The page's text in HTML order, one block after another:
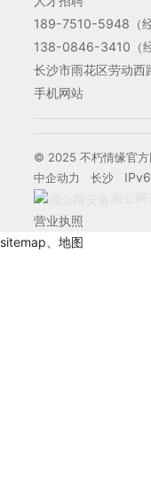
189-7510-5948 （
138-0846-3410 （
长沙市雨花区劳动
手机网站
© 2025 不朽情缘官方网
中企动力
长沙
IPv6
营业执照
sitemap
地图